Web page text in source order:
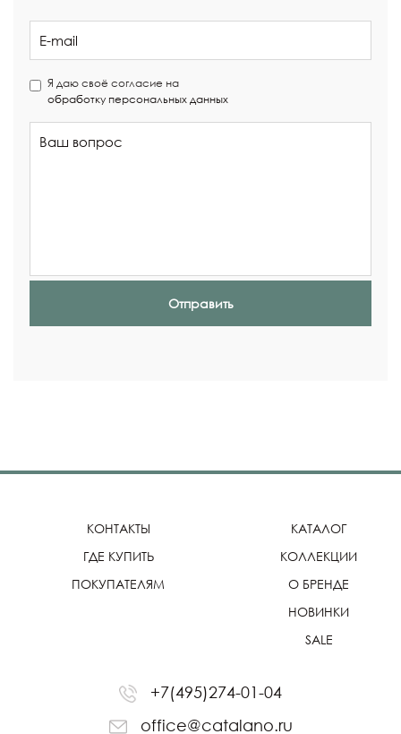
Я даю своё согласие на
обработку персональных данных
Отправить
КОНТАКТЫ
ГДЕ КУПИТЬ
ПОКУПАТЕЛЯМ
КАТАЛОГ
КОЛЛЕКЦИИ
О БРЕНДЕ
НОВИНКИ
SALE
+7(495)274-01-04
office@catalano.ru